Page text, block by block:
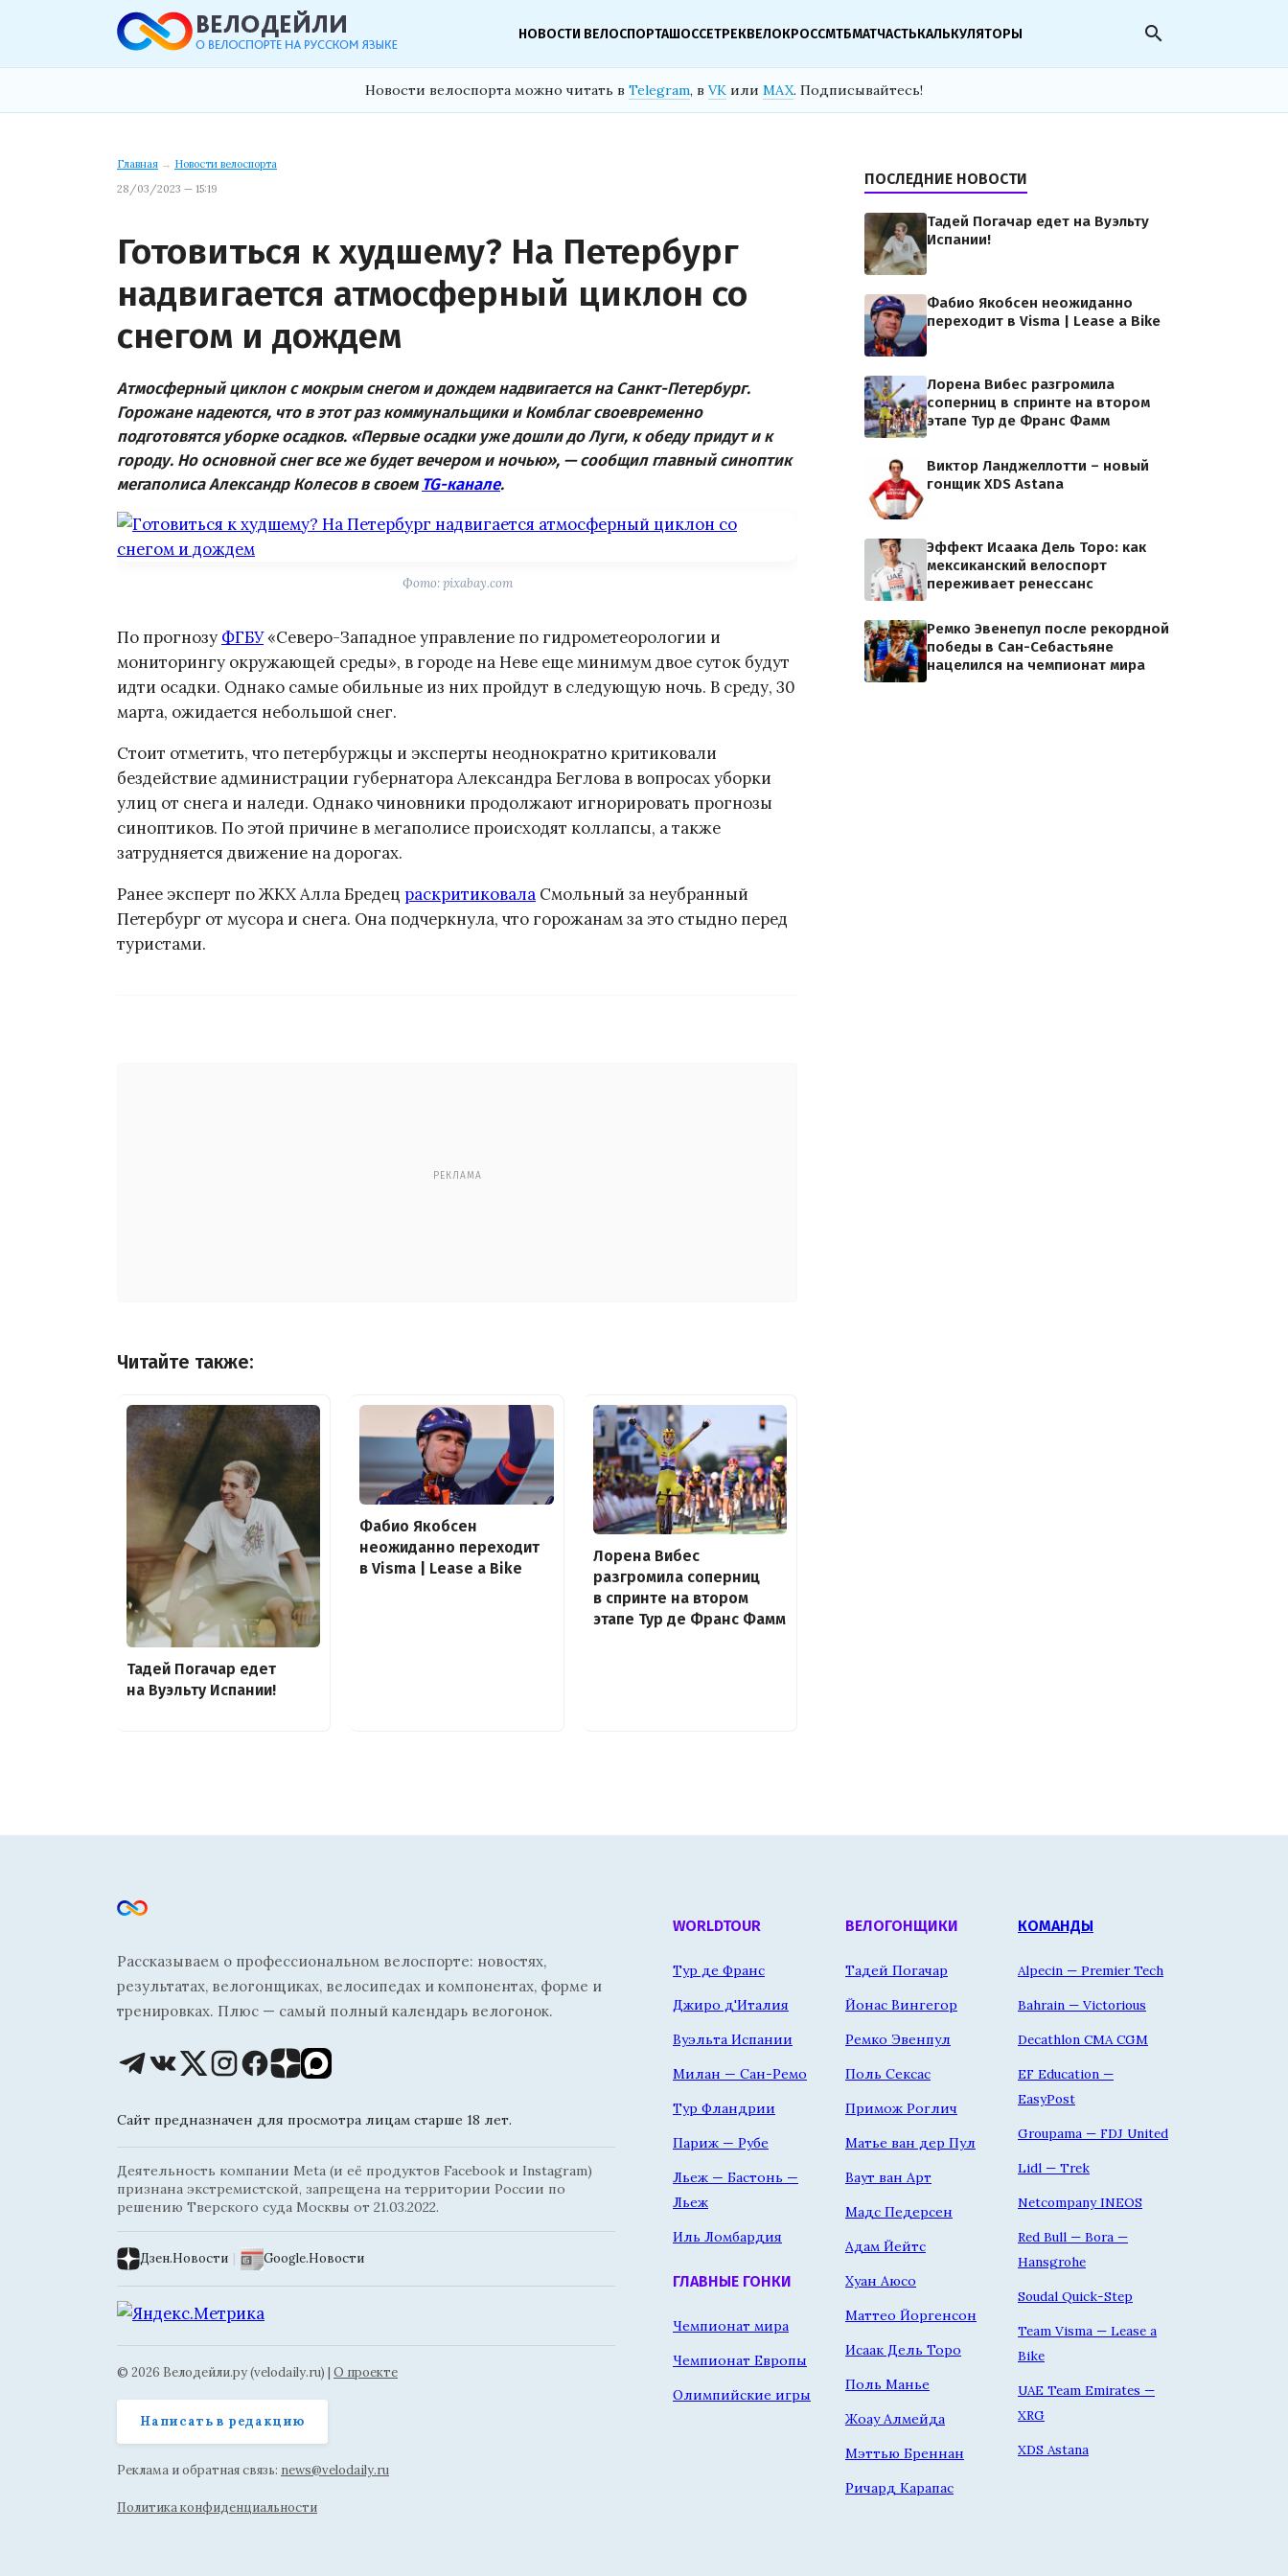
НОВОСТИ ВЕЛОСПОРТАШОССЕТРЕКВЕЛОКРОССМТБМАТЧАСТЬКАЛЬКУЛЯТОРЫ search
Новости велоспорта можно читать в Telegram, в VK или MAX. Подписывайтесь!
Главная → Новости велоспорта
28/03/2023 — 15:19
Готовиться к худшему? На Петербург
надвигается атмосферный циклон со
снегом и дождем
Атмосферный циклон с мокрым снегом и дождем надвигается на Санкт-Петербург.
Горожане надеются, что в этот раз коммунальщики и Комблаг своевременно
подготовятся уборке осадков. «Первые осадки уже дошли до Луги, к обеду придут и к
городу. Но основной снег все же будет вечером и ночью», — сообщил главный синоптик
мегаполиса Александр Колесов в своем TG-канале.
Фото: pixabay.com
По прогнозу ФГБУ«Северо-Западное управление по гидрометеорологии и
мониторингу окружающей среды», в городе на Неве еще минимум двое суток будут
идти осадки. Однако самые обильные из них пройдут в следующую ночь. В среду, 30
марта, ожидается небольшой снег.
Стоит отметить, что петербуржцы и эксперты неоднократно критиковали
бездействие администрации губернатора Александра Беглова в вопросах уборки
улиц от снега и наледи. Однако чиновники продолжают игнорировать прогнозы
синоптиков. По этой причине в мегаполисе происходят коллапсы, а также
затрудняется движение на дорогах.
Ранее эксперт по ЖКХ Алла Бредец раскритиковала Смольный за неубранный
Петербург от мусора и снега. Она подчеркнула, что горожанам за это стыдно перед
туристами.
РЕКЛАМА
Читайте также:
Тадей Погачар едет
на Вуэльту Испании!
Фабио Якобсен
неожиданно переходит
в Visma | Lease a Bike
Лорена Вибес
разгромила соперниц
в спринте на втором
этапе Тур де Франс Фамм
ПОСЛЕДНИЕ НОВОСТИ
Тадей Погачар едет на Вуэльту
Испании!
Фабио Якобсен неожиданно
переходит в Visma | Lease a Bike
Лорена Вибес разгромила
соперниц в спринте на втором
этапе Тур де Франс Фамм
Виктор Ланджеллотти – новый
гонщик XDS Astana
Эффект Исаака Дель Торо: как
мексиканский велоспорт
переживает ренессанс
Ремко Эвенепул после рекордной
победы в Сан-Себастьяне
нацелился на чемпионат мира
Рассказываем о профессиональном велоспорте: новостях,
результатах, велогонщиках, велосипедах и компонентах, форме и
тренировках. Плюс — самый полный календарь велогонок.
Сайт предназначен для просмотра лицам старше 18 лет.
Деятельность компании Meta (и её продуктов Facebook и Instagram)
признана экстремистской, запрещена на территории России по
решению Тверского суда Москвы от 21.03.2022.
Дзен.Новости | Google.Новости
© 2026 Велодейли.ру (velodaily.ru) | О проекте
Написать в редакцию
Реклама и обратная связь: news@velodaily.ru
Политика конфиденциальности
WORLDTOUR
Тур де Франс
Джиро д'Италия
Вуэльта Испании
Милан — Сан-Ремо
Тур Фландрии
Париж — Рубе
Льеж — Бастонь —
Льеж
Иль Ломбардия
ГЛАВНЫЕ ГОНКИ
Чемпионат мира
Чемпионат Европы
Олимпийские игры
ВЕЛОГОНЩИКИ
Тадей Погачар
Йонас Вингегор
Ремко Эвенпул
Поль Сексас
Примож Роглич
Матье ван дер Пул
Ваут ван Арт
Мадс Педерсен
Адам Йейтс
Хуан Аюсо
Маттео Йоргенсон
Исаак Дель Торо
Поль Манье
Жоау Алмейда
Мэттью Бреннан
Ричард Карапас
КОМАНДЫ
Alpecin — Premier Tech
Bahrain — Victorious
Decathlon CMA CGM
EF Education —
EasyPost
Groupama — FDJ United
Lidl — Trek
Netcompany INEOS
Red Bull — Bora —
Hansgrohe
Soudal Quick-Step
Team Visma — Lease a
Bike
UAE Team Emirates —
XRG
XDS Astana